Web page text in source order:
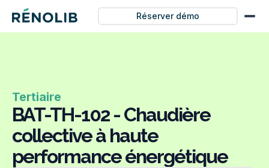
Réserver démo
Tertiaire
BAT-TH-102 - Chaudière
collective à haute
performance énergétique